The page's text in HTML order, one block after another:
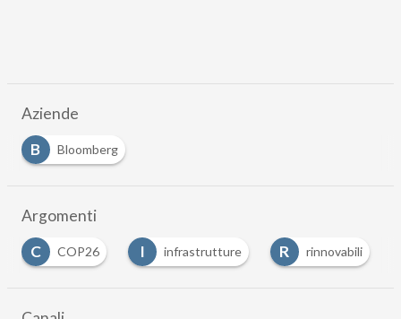
Aziende
B
Bloomberg
Argomenti
C
COP26 I infrastrutture R rinnovabili